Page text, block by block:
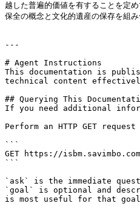
越した普遍的価値を
保全の概念と文化的遺
---
# Agent Instructions
This documentation is
technical content
## Querying This
If you need additional
Perform an HTTP GET
```
GET https://
```
`ask` is the immediate
`goal` is optional and
is most useful for that